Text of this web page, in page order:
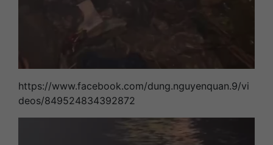
https://www.facebook.com/dung.nguyenquan.9/vi
deos/849524834392872